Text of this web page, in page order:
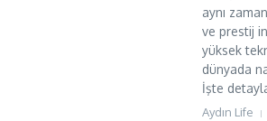
aynı
ve prestij
yüksek
dünyada
İşte
Aydın Life